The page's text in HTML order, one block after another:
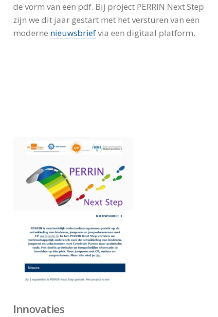
de vorm van een pdf. Bij project PERRIN Next Step
zijn we dit jaar gestart met het versturen van een
moderne nieuwsbriefvia een digitaal platform.
Innovaties